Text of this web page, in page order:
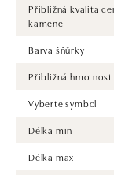
Přibližná kvalita
kamene
Barva šňůrky
Přibližná hmotnost
Vyberte symbol
Délka min
Délka max